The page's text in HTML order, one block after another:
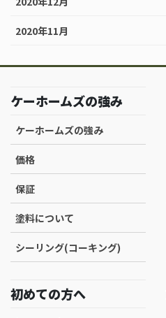
2020年11月
ケーホームズの強み
ケーホームズの強み
価格
保証
塗料について
シーリング(コーキング)
初めての方へ